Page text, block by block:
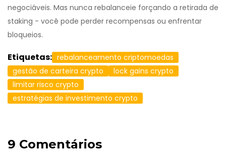
negociáveis. Mas nunca rebalanceie forçando a retirada de
staking - você pode perder recompensas ou enfrentar
bloqueios.
Etiquetas: rebalanceamento criptomoedas
gestão de carteira crypto
lock gains crypto
limitar risco crypto
estratégias de investimento crypto
9 Comentários